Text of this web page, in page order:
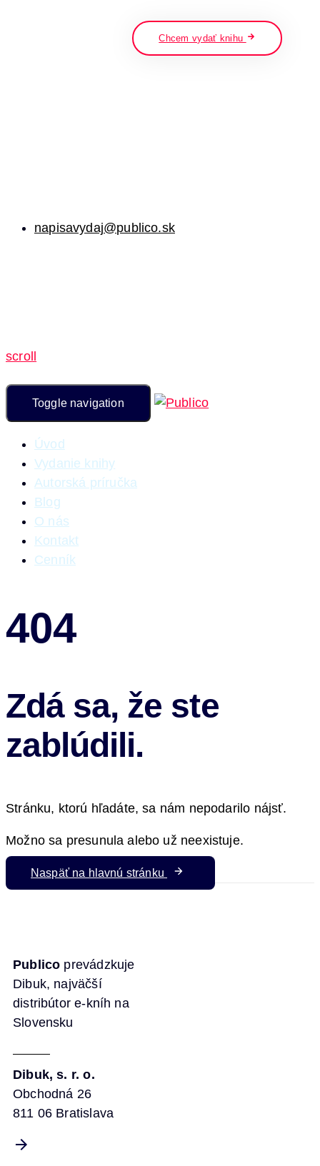
Chcem vydať knihu
napisavydaj@publico.sk
scroll
Toggle navigation
Úvod
Vydanie knihy
Autorská príručka
Blog
O nás
Kontakt
Cenník
404
Zdá sa, že ste
zablúdili.
Stránku, ktorú hľadáte, sa nám nepodarilo nájsť.
Možno sa presunula alebo už neexistuje.
Naspäť na hlavnú stránku
Publico prevádzkuje
Dibuk, najväčší
distribútor e-kníh na
Slovensku
Dibuk, s. r. o.
Obchodná 26
811 06 Bratislava